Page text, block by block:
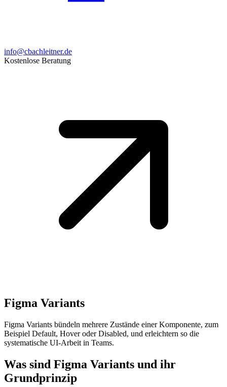
info@cbachleitner.de
Kostenlose Beratung
Figma Variants
Figma Variants bündeln mehrere Zustände einer Komponente, zum
Beispiel Default, Hover oder Disabled, und erleichtern so die
systematische UI-Arbeit in Teams.
Was sind Figma Variants und ihr
Grundprinzip